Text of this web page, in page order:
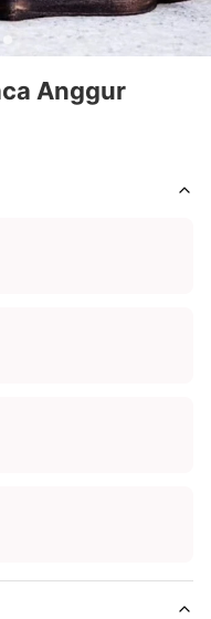
Anggur